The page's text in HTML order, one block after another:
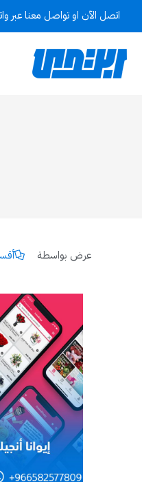
اتصل الآن او تواصل معنا عبر
عرض بواسطة